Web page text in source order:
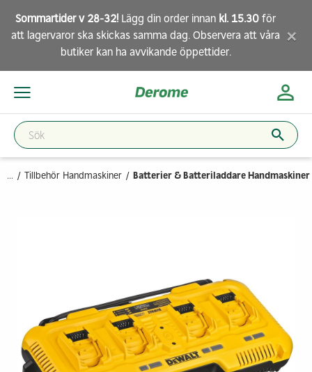
Sommartider v 28-32! Lägg din order innan kl. 15.30 för
att lagervaror ska skickas samma dag. Observera att våra
butikerkan ha avvikande öppettider. ×
... Tillbehör Handmaskiner Batterier & Batteriladdare Handmaskiner